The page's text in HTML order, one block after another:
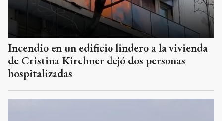
Incendio en un edificio lindero a la vivienda
de Cristina Kirchner dejó dos personas
hospitalizadas